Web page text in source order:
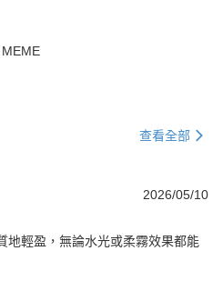
查看全部
2026/05/10
地輕盈，無論水光或柔霧效果都能